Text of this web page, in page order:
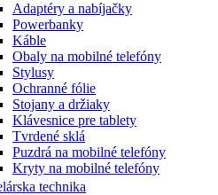
Adaptéry a nabíjačky
Powerbanky
Káble
Obaly na mobilné telefóny
Stylusy
Ochranné fólie
Stojany a držiaky
Klávesnice pre tablety
Tvrdené sklá
Puzdrá na mobilné telefóny
Kryty na mobilné telefóny
technika